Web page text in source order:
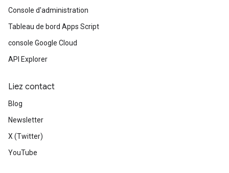
Console d'administration
Tableau de bord Apps Script
console Google Cloud
API Explorer
Liez contact
Blog
Newsletter
X (Twitter)
YouTube